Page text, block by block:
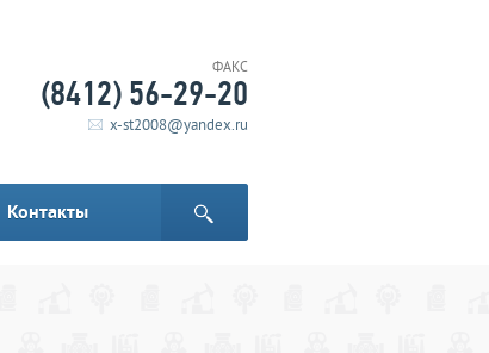
ФАКС
(8412) 56-29-20
x-st2008@yandex.ru
Контакты